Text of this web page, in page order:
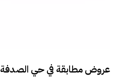
عروض مطابقة فيحي الصدفة